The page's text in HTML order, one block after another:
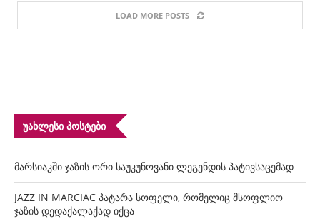
LOAD MORE POSTS
ᲣᲐᲮᲚᲔᲡᲘ ᲞᲝᲡᲢᲔᲑᲘ
მარსიაკში ჯაზის ორი საუკუნოვანი ლეგენდის პატივსაცემად
JAZZ IN MARCIAC პატარა სოფელი, რომელიც მსოფლიო
ჯაზის დედაქალაქად იქცა